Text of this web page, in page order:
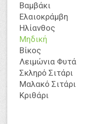
Βαμβάκι
Ελαιοκράμβη
Ηλίανθος
Μηδική
Βίκος
Λειμώνια Φυτά
Σκληρό Σιτάρι
Μαλακό Σιτάρι
Κριθάρι